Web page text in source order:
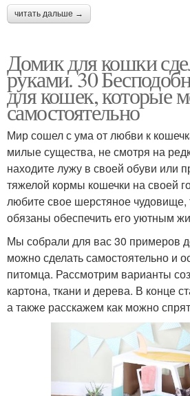
читать дальше →
Домик для кошки
руками. 30
для кошек, которые
самостоятельно
Мир сошел с ума от любви к
милые существа, не смотря на
находите лужу в своей обуви или
тяжелой кормы кошечки на своей
любите свое шерстяное чудовище,
обязаны обеспечить его уютным
Мы собрали для вас 30 примеров
можно сделать самостоятельно и
питомца. Рассмотрим варианты
картона, ткани и дерева. В конце
а также расскажем как можно